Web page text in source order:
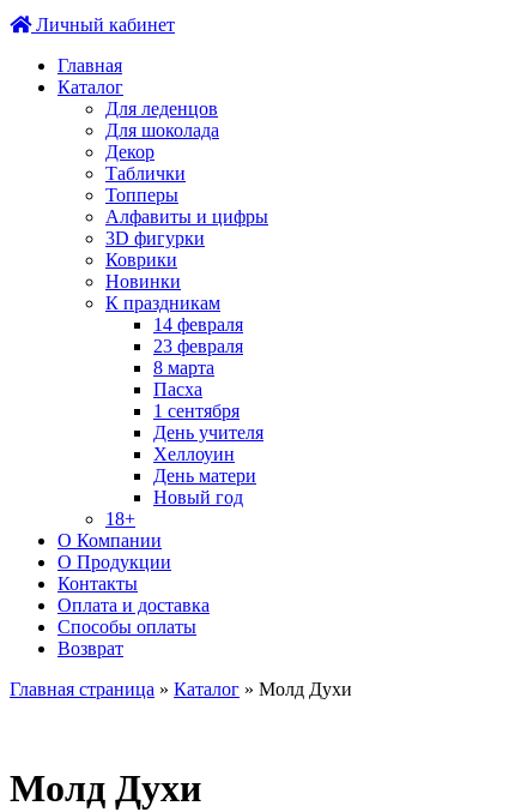
Личный кабинет
Главная
Каталог
Для леденцов
Для шоколада
Декор
Таблички
Топперы
Алфавиты и цифры
3D фигурки
Коврики
Новинки
К праздникам
14 февраля
23 февраля
8 марта
Пасха
1 сентября
День учителя
Хеллоуин
День матери
Новый год
18+
О Компании
О Продукции
Контакты
Оплата и доставка
Способы оплаты
Возврат
Главная страница » Каталог » Молд Духи
Молд Духи